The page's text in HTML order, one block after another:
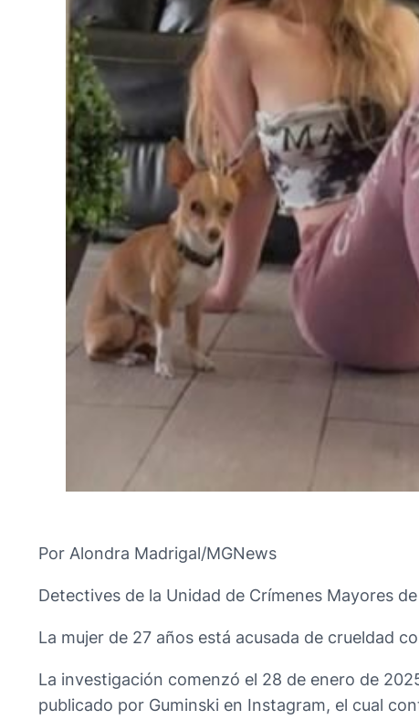
Por Alondra Madrigal/MGNews
Detectives de la Unidad de Crímenes Mayores
La mujer de 27 años está acusada de crueldad
La investigación comenzó el 28 de enero de
publicado por Guminski en Instagram, el cual